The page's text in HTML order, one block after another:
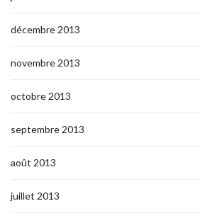
décembre 2013
novembre 2013
octobre 2013
septembre 2013
août 2013
juillet 2013